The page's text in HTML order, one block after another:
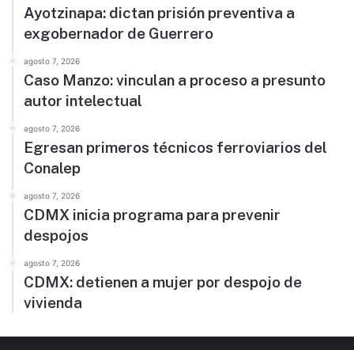
Ayotzinapa: dictan prisión preventiva a
exgobernador de Guerrero
agosto 7, 2026
Caso Manzo: vinculan a proceso a presunto
autor intelectual
agosto 7, 2026
Egresan primeros técnicos ferroviarios del
Conalep
agosto 7, 2026
CDMX inicia programa para prevenir
despojos
agosto 7, 2026
CDMX: detienen a mujer por despojo de
vivienda